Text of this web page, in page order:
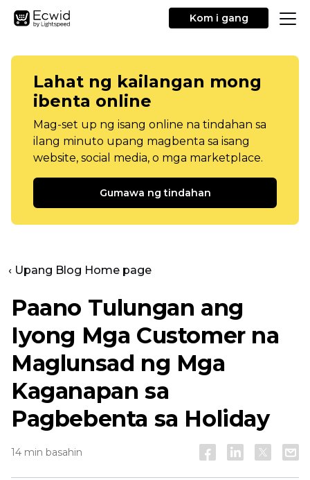
Kom i gang
Lahat ng kailangan mong
ibenta online
Mag-set up ng isang online na tindahan sa
ilang minuto upang magbenta sa isang
website, social media, o mga marketplace.
Gumawa ng tindahan
‹ Upang Blog Home page
Paano Tulungan ang
Iyong Mga Customer na
Maglunsad ng Mga
Kaganapan sa
Pagbebenta sa Holiday
14 min basahin